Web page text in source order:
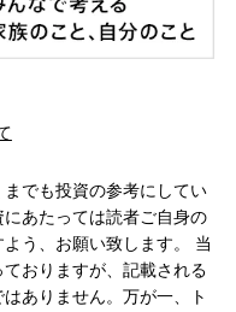
でも投資の参考にしてい
あたっては読者ご自身の
う、お願い致します。 当
おりますが、記載される
ありません。万が一、ト